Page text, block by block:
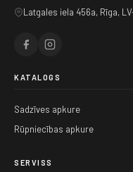
Latgales iela 456a, Rīga,
KATALOGS
Sadzīves apkure
Rūpniecības apkure
SERVISS